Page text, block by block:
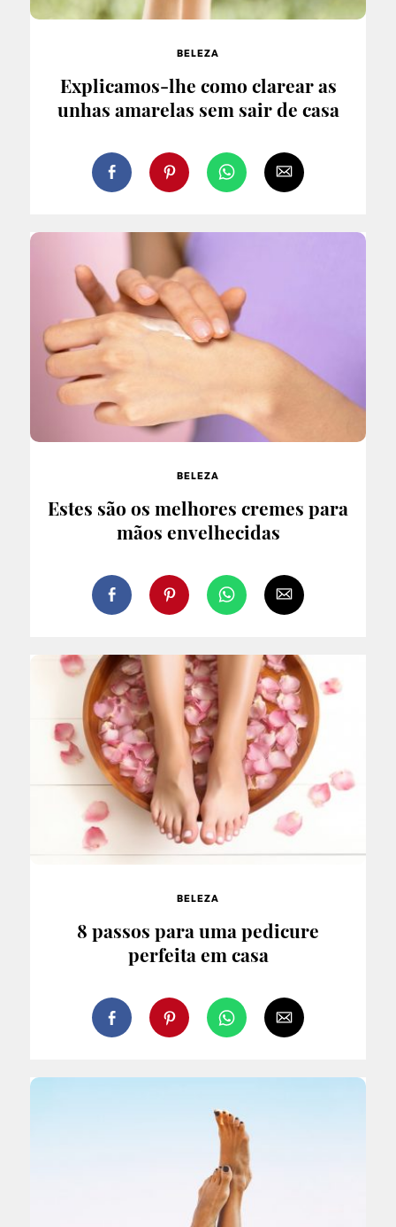
BELEZA
Explicamos-lhe como clarear as
unhas amarelas sem sair de casa
BELEZA
Estes são os melhores cremes para
mãos envelhecidas
BELEZA
8 passos para uma pedicure
perfeita em casa